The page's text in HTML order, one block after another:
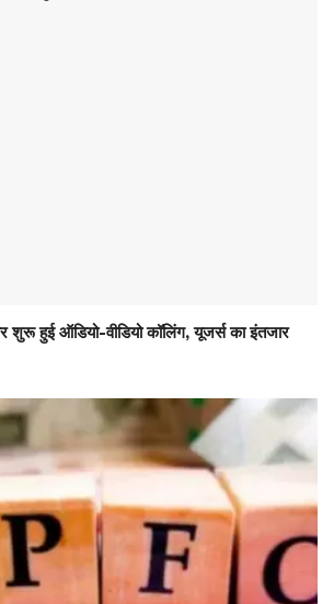
हुई ऑडियो-वीडियो कॉलिंग, यूजर्स का इंतजार